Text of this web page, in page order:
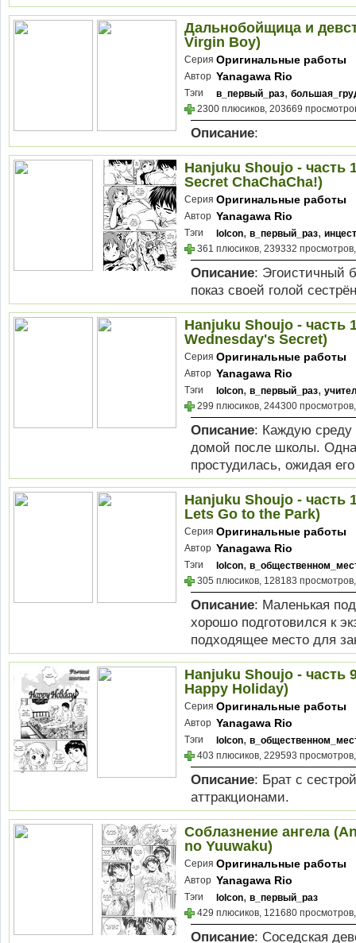
Дальнобойщица и
Virgin Boy)
Серия Оригинальные работы
Автор Yanagawa Rio
Тэги в_первый_раз,
2300 плюсиков, 203669
Описание:
Hanjuku Shoujo - часть
Secret ChaChaCha!)
Серия Оригинальные работы
Автор Yanagawa Rio
Тэги lolcon, в_первый_раз, инцест
361 плюсиков, 239332
Описание: Эгоистичный
показ своей голой
Hanjuku Shoujo - часть
Wednesday's Secret)
Серия Оригинальные работы
Автор Yanagawa Rio
Тэги lolcon, в_первый_раз,
299 плюсиков, 244300
Описание: Каждую среду
домой после школы.
простудилась, ожидая
Hanjuku Shoujo - часть
Lets Go to the Park)
Серия Оригинальные работы
Автор Yanagawa Rio
Тэги lolcon,
305 плюсиков, 128183
Описание: Маленькая
хорошо подготовился к
подходящее место для
Hanjuku Shoujo -
Happy Holiday)
Серия Оригинальные работы
Автор Yanagawa Rio
Тэги lolcon,
403 плюсиков, 229593
Описание: Брат с
аттракционами.
Соблазнение ангела
no Yuuwaku)
Серия Оригинальные работы
Автор Yanagawa Rio
Тэги lolcon, в_первый_раз
429 плюсиков, 121680
Описание: Соседская